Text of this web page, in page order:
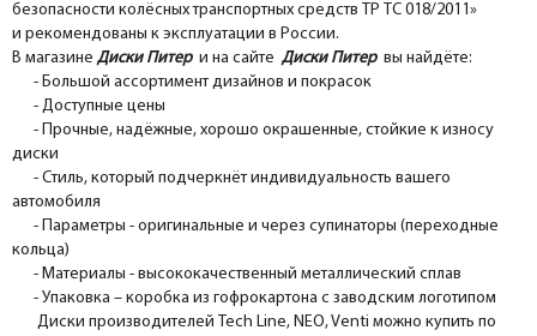
безопасности колёсных транспортных средств ТР ТС 018/2011»
и рекомендованы к эксплуатации в России.
В магазине Диски Питер и на сайте Диски Питер вы найдёте:
- Большой ассортимент дизайнов и покрасок
- Доступные цены
- Прочные, надёжные, хорошо окрашенные, стойкие к износу
диски
- Стиль, который подчеркнёт индивидуальность вашего
автомобиля
- Параметры - оригинальные и через супинаторы (переходные
кольца)
- Материалы - высококачественный металлический сплав
- Упаковка – коробка из гофрокартона с заводским логотипом
Диски производителей Tech Line, NEO, Venti можно купить по